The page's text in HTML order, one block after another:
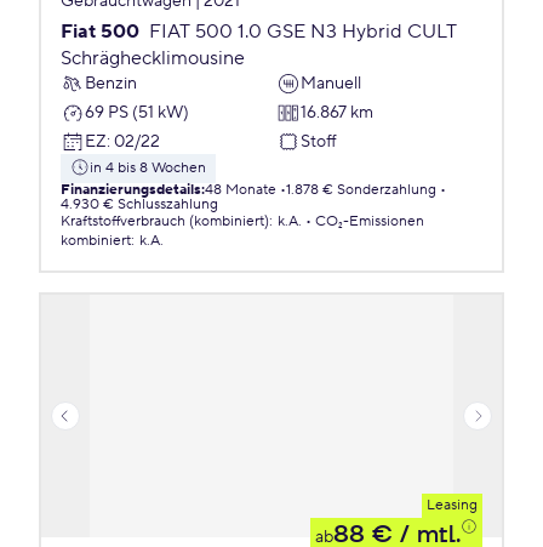
Fiat 500 FIAT 500 1.0 GSE N3 Hybrid CULT
Schräghecklimousine
Benzin
Manuell
69 PS (51 kW)
16.867 km
EZ: 02/22 Stoff
in 4 bis 8 Wochen
Finanzierungsdetails:48 Monate 1.878 € Sonderzahlung
4.930 € Schlusszahlung
Kraftstoffverbrauch (kombiniert): k.A.
CO₂-Emissionen
kombiniert: k.A.
Leasing
ab88 € / mtl.